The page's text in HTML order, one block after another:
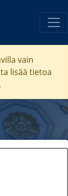
vain
lisää tietoa